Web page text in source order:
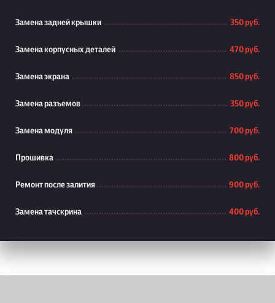
Замена задней крышки 350 руб.
Замена корпусных деталей 470 руб.
Замена экрана 850 руб.
Замена разъемов 350 руб.
Замена модуля 700 руб.
Прошивка 800 руб.
Ремонт после залития 900 руб.
Замена тачскрина 400 руб.